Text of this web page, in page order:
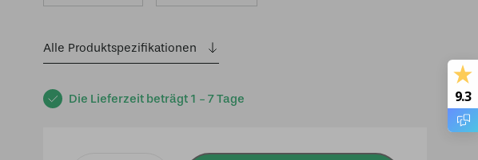
Die Lieferzeit beträgt 1 - 7 Tage
Alle Produktspezifikationen
9.3